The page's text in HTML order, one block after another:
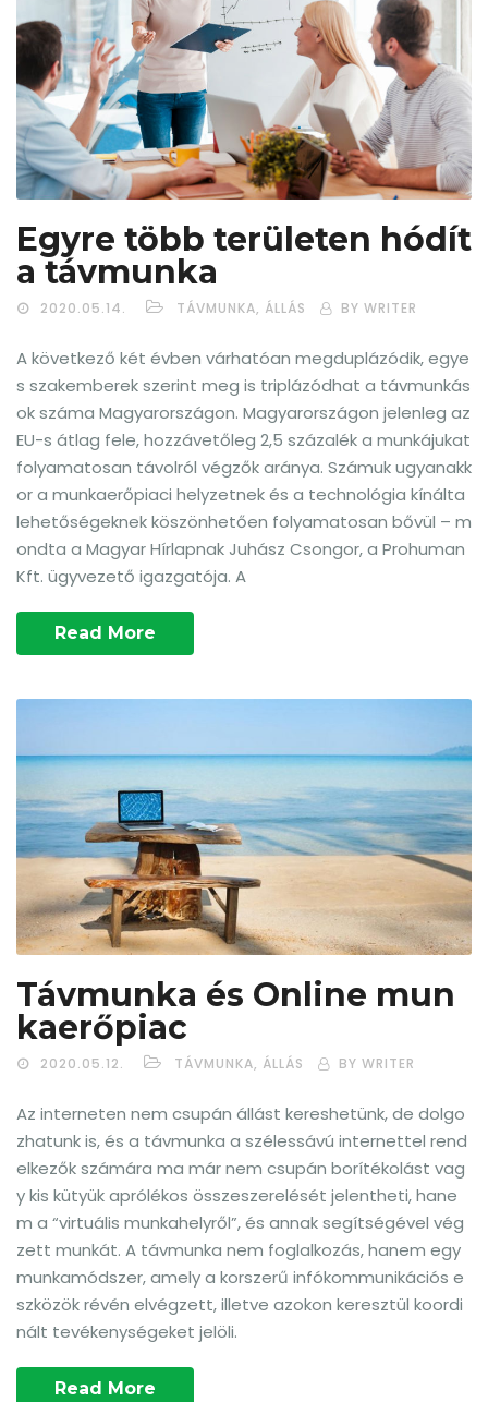
Egyre több területen hódít
a távmunka
2020.05.14. TÁVMUNKA, ÁLLÁS BY WRITER
A következő két évben várhatóan megduplázódik, egye
s szakemberek szerint meg is triplázódhat a távmunkás
ok száma Magyarországon. Magyarországon jelenleg az
EU-s átlag fele, hozzávetőleg 2,5 százalék a munkájukat
folyamatosan távolról végzők aránya. Számuk ugyanakk
or a munkaerőpiaci helyzetnek és a technológia kínálta
lehetőségeknek köszönhetően folyamatosan bővül – m
ondta a Magyar Hírlapnak Juhász Csongor, a Prohuman
Kft. ügyvezető igazgatója. A
Read More
Távmunka és Online mun
kaerőpiac
2020.05.12. TÁVMUNKA, ÁLLÁS BY WRITER
Az interneten nem csupán állást kereshetünk, de dolgo
zhatunk is, és a távmunka a szélessávú internettel rend
elkezők számára ma már nem csupán borítékolást vag
y kis kütyük aprólékos összeszerelését jelentheti, hane
m a “virtuális munkahelyről”, és annak segítségével vég
zett munkát. A távmunka nem foglalkozás, hanem egy
munkamódszer, amely a korszerű infókommunikációs e
szközök révén elvégzett, illetve azokon keresztül koordi
nált tevékenységeket jelöli.
Read More